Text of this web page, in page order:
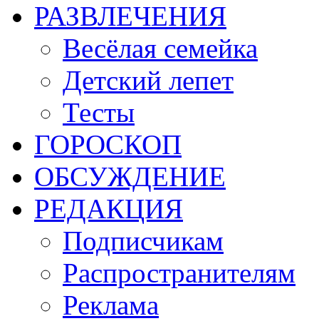
РАЗВЛЕЧЕНИЯ
Весёлая семейка
Детский лепет
Тесты
ГОРОСКОП
ОБСУЖДЕНИЕ
РЕДАКЦИЯ
Подписчикам
Распространителям
Реклама